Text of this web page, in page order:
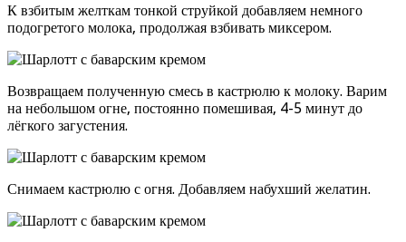
К взбитым желткам тонкой струйкой добавляем немного
подогретого молока, продолжая взбивать миксером.
Возвращаем полученную смесь в кастрюлю к молоку. Варим
на небольшом огне, постоянно помешивая, 4-5 минут до
лёгкого загустения.
Снимаем кастрюлю с огня. Добавляем набухший желатин.